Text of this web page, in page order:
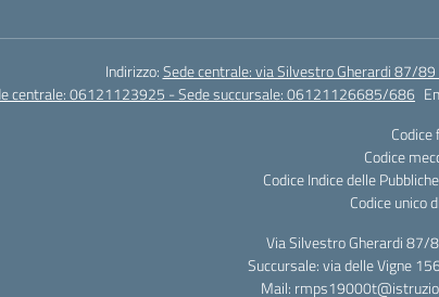
Indirizzo:Sede centrale: via Silvestro Gherardi 87/
centrale: 06121123925 - Sede succursale: 06121126685/686
Codice
Codice Indice delle
Codice unico
Via Silvestro Gherardi 87/
Succursale: via delle Vigne
Mail: